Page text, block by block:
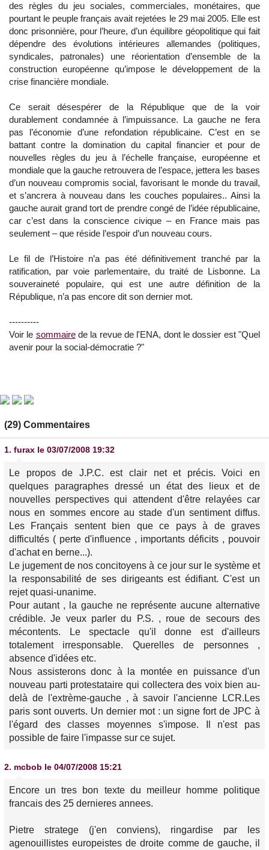
des règles du jeu sociales, commerciales, monétaires, que
pourtant le peuple français avait rejetées le 29 mai 2005. Elle est
donc prisonnière, pour l’heure, d’un équilibre géopolitique qui fait
dépendre des évolutions intérieures allemandes (politiques,
syndicales, patronales) une réorientation d’ensemble de la
construction européenne qu’impose le développement de la
crise financière mondiale.
Ce serait désespérer de la République que de la voir
durablement condamnée à l’impuissance. La gauche ne fera
pas l’économie d’une refondation républicaine. C’est en se
battant contre la domination du capital financier et pour de
nouvelles règles du jeu à l’échelle française, européenne et
mondiale que la gauche retrouvera de l’espace, jettera les bases
d’un nouveau compromis social, favorisant le monde du travail,
et s’ancrera à nouveau dans les couches populaires.. Ainsi la
gauche aurait grand tort de prendre congé de l’idée républicaine,
car c’est dans la conscience civique – en France mais pas
seulement – que réside l’espoir d’un nouveau cours.
Le fil de l’Histoire n’a pas été définitivement tranché par la
ratification, par voie parlementaire, du traité de Lisbonne. La
souveraineté populaire, qui est une autre définition de la
République, n’a pas encore dit son dernier mot.
----------
Voir le sommairede la revue de l'ENA, dont le dossier est "Quel
avenir pour la social-démocratie ?"
(29) Commentaires
1. furax le 03/07/2008 19:32
Le propos de J.P.C. est clair net et précis. Voici en
quelques paragraphes dressé un état des lieux et de
nouvelles perspectives qui attendent d'être relayées car
nous en sommes encore au stade d'un sentiment diffus.
Les Français sentent bien que ce pays à de graves
difficultés ( perte d'influence , importants déficits , pouvoir
d'achat en berne...).
Le jugement de nos concitoyens à ce jour sur le système et
la responsabilité de ses dirigeants est édifiant. C'est un
rejet quasi-unanime.
Pour autant , la gauche ne représente aucune alternative
crédible. Je veux parler du P.S. , roue de secours des
mécontents. Le spectacle qu'il donne est d'ailleurs
totalement irresponsable. Querelles de personnes ,
absence d'idées etc.
Nous assisterons donc à la montée en puissance d'un
nouveau parti protestataire qui collectera des voix bien au-
delà de l'extrème-gauche , à savoir l'ancienne LCR.Les
paris sont ouverts. Un dernier mot : un signe fort de JPC à
l'égard des classes moyennes s'impose. Il n'est pas
possible de faire l'impasse sur ce sujet.
2. mcbob le 04/07/2008 15:21
Encore un tres bon texte du meilleur homme politique
francais des 25 dernieres annees.
Pietre stratege (j'en conviens), ringardise par les
agenouillistes europeistes de droite comme de gauche, il